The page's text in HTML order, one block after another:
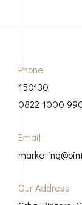
Phone
150130
0822 1000
Email
Our Address